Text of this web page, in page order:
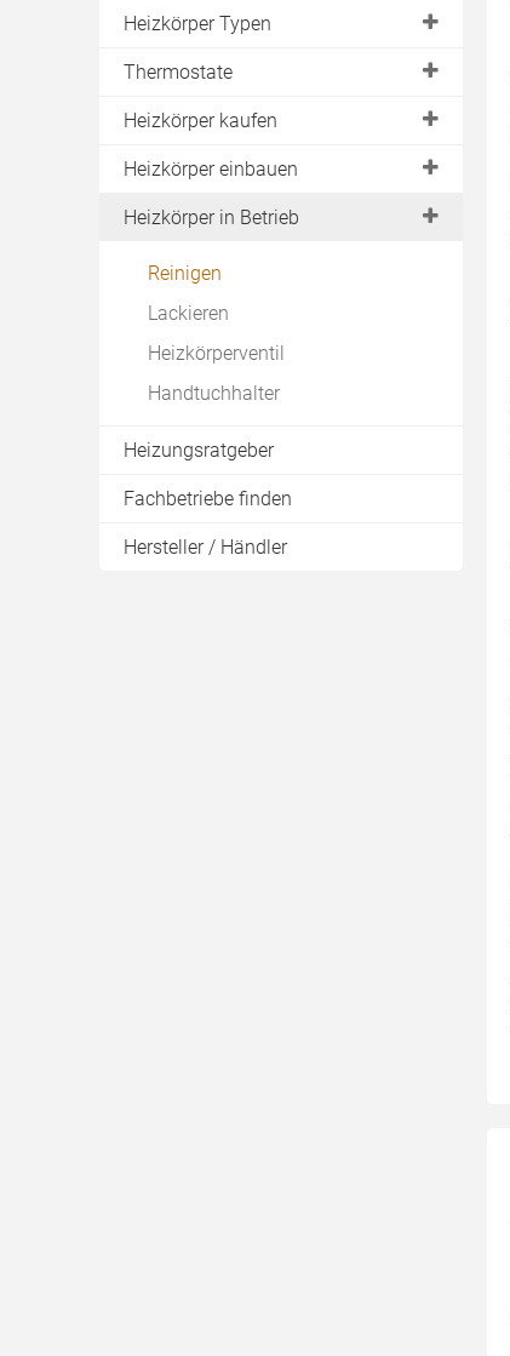
Heizkörper Typen
Flachheizkörper
Röhrenheizkörper
Ventilheizkörper
Aluminiumheizkörper
Wandheizkörper
Thermostate
Elektronisch
Funkgesteuert
Heizkörper kaufen
Preise
Richtige Größe
Vergleich & Test
Heizkörper einbauen
Montage
Heizkörper in Betrieb
Reinigen
Lackieren
Heizkörperventil
Handtuchhalter
Heizungsratgeber
Fachbetriebe finden
Hersteller / Händler